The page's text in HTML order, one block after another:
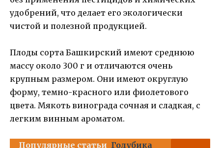
удобрений, что делает его экологически
чистой и полезной продукцией.
Плоды сорта Башкирский имеют среднюю
массу около 300 г и отличаются очень
крупным размером. Они имеют округлую
форму, темно-красного или фиолетового
цвета. Мякоть винограда сочная и сладкая, с
легким винным ароматом.
Популярные статьи Голубика